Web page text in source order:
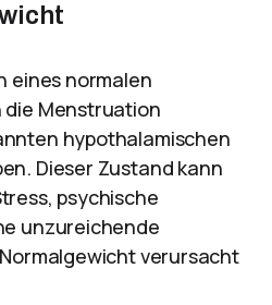
eines normalen
die Menstruation
hypothalamischen
Dieser Zustand kann
psychische
unzureichende
verursacht